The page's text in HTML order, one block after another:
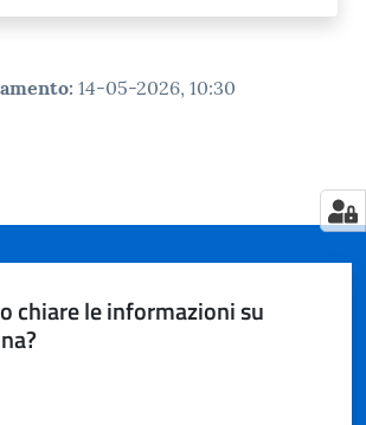
: 14-05-2026, 10:30
chiare le informazioni su